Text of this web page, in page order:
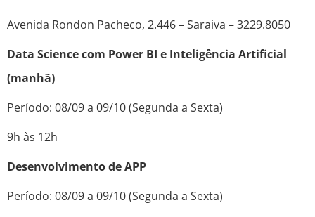
Avenida Rondon Pacheco, 2.446 – Saraiva – 3229.8050
Data Science com Power BI e Inteligência Artificial
(manhã)
Período: 08/09 a 09/10 (Segunda a Sexta)
9h às 12h
Desenvolvimento de APP
Período: 08/09 a 09/10 (Segunda a Sexta)